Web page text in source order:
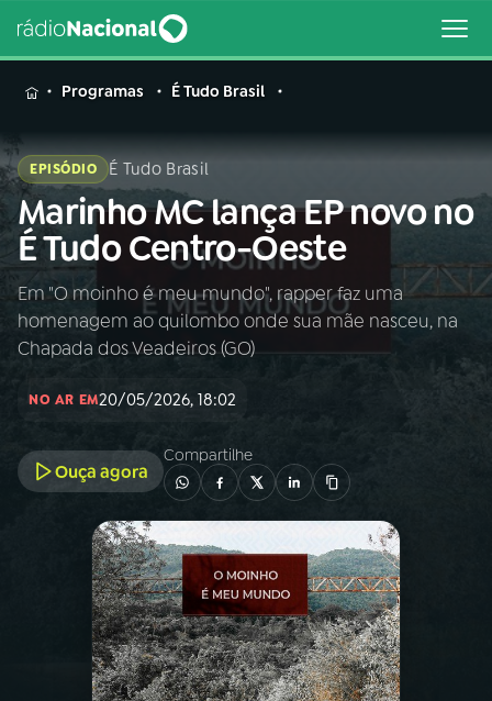
MENU
Buscar
na
Rádio
Nacional
Buscar
AO VIVO
01INÍCIO
02A RÁDIO
PROGRAMAÇÃO
PROGRAMAS
PODCASTS
Programas É Tudo Brasil
EPISÓDIO É Tudo Brasil
Marinho MC lança EP novo no
É Tudo Centro-Oeste
Em "O moinho é meu mundo", rapper faz uma
homenagem ao quilombo onde sua mãe nasceu, na
Chapada dos Veadeiros (GO)
NO AR EM20/05/2026, 18:02
Ouça agora
Compartilhe